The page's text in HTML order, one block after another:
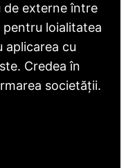
de externe între
pentru loialitatea
aplicarea cu
Credea în
societății.